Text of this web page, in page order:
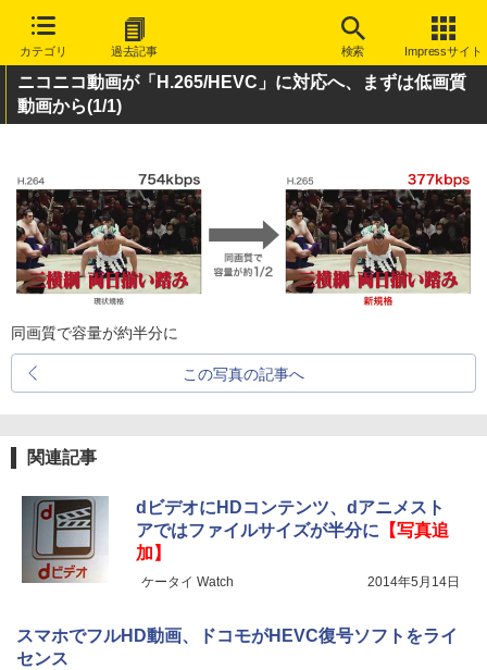
カテゴリ 過去記事 検索 Impressサイト
ニコニコ動画が「H.265/HEVC」に対応へ、まずは低画質
動画から(1/1)
同画質で容量が約半分に
この写真の記事へ
関連記事
dビデオにHDコンテンツ、dアニメスト
アではファイルサイズが半分に 【写真追
加】
ケータイ Watch 2014年5月14日
スマホでフルHD動画、ドコモがHEVC復号ソフトをライ
センス